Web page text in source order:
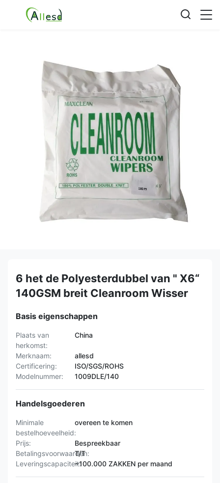
6 het de Polyesterdubbel van " X6“
140GSM breit Cleanroom Wisser
Basis eigenschappen
Plaats van
herkomst:
China
Merknaam:
allesd
Certificering:
ISO/SGS/ROHS
Modelnummer:
1009DLE/140
Handelsgoederen
Minimale
bestelhoeveelheid:
overeen te komen
Prijs:
Bespreekbaar
Betalingsvoorwaarden:
T/T
Leveringscapaciteit:~100.000 ZAKKEN per maand